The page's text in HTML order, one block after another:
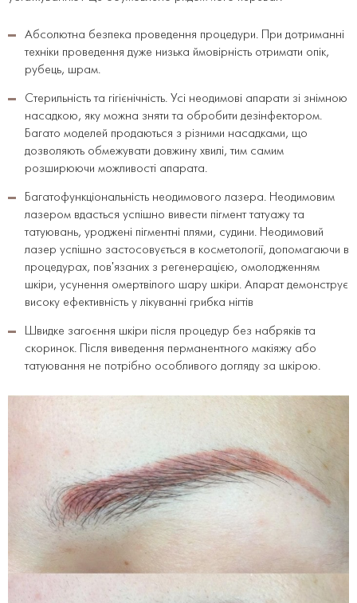
Абсолютна безпека проведення процедури. При дотриманні
техніки проведення дуже низька ймовірність отримати опік,
рубець, шрам.
Стерильність та гігієнічність. Усі неодимові апарати зі знімною
насадкою, яку можна зняти та обробити дезінфектором.
Багато моделей продаються з різними насадками, що
дозволяють обмежувати довжину хвилі, тим самим
розширюючи можливості апарата.
Багатофункціональність неодимового лазера. Неодимовим
лазером вдасться успішно вивести пігмент татуажу та
татуювань, уроджені пігментні плями, судини. Неодимовий
лазер успішно застосовується в косметології, допомагаючи в
процедурах, пов'язаних з регенерацією, омолодженням
шкіри, усунення омертвілого шару шкіри. Апарат демонструє
високу ефективність у лікуванні грибка нігтів
Швидке загоєння шкіри після процедур без набряків та
скоринок. Після виведення перманентного макіяжу або
татуювання не потрібно особливого догляду за шкірою.